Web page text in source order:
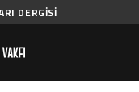
DERGISI